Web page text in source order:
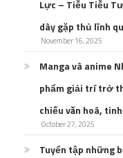
Lực – Tiễu Tiễu
dày gặp thủ lĩnh
November 16, 2025
Manga và anime
phẩm giải trí trở
chiếu văn hoá,
October 27, 2025
Tuyển tập những